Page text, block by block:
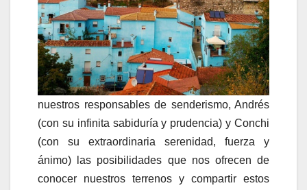
nuestros responsables de senderismo, Andrés
(con su infinita sabiduría y prudencia) y Conchi
(con su extraordinaria serenidad, fuerza y
ánimo) las posibilidades que nos ofrecen de
conocer nuestros terrenos y compartir estos